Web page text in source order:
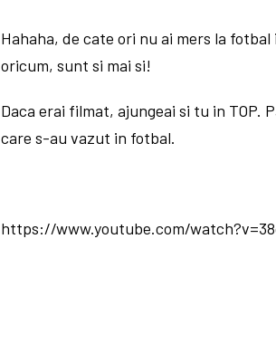
Hahaha, de cate ori nu ai mers la
oricum, sunt si mai si!
Daca erai filmat, ajungeai si tu in TOP.
care s-au vazut in fotbal.
https://www.youtube.com/